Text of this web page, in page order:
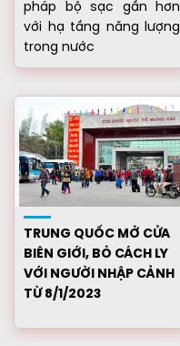
pháp bộ sạc gần hơn
với hạ tầng năng lượng
trong nước
TRUNG QUỐC MỞ CỬA
BIÊN GIỚI, BỎ CÁCH LY
VỚI NGƯỜI NHẬP CẢNH
TỪ 8/1/2023